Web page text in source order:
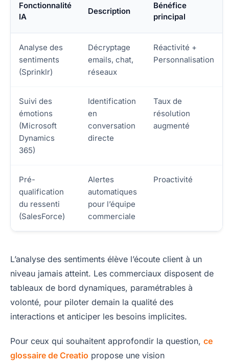
Fonctionnalité
IA
Description
Bénéfice
principal
Analyse des
sentiments
(Sprinklr)
Décryptage
emails, chat,
réseaux
Réactivité +
Personnalisation
Suivi des
émotions
(Microsoft
Dynamics
365)
Identification
en
conversation
directe
Taux de
résolution
augmenté
Pré-
qualification
du ressenti
(SalesForce)
Alertes
automatiques
pour l’équipe
commerciale
Proactivité
L’analyse des sentiments élève l’écoute client à un
niveau jamais atteint. Les commerciaux disposent de
tableaux de bord dynamiques, paramétrables à
volonté, pour piloter demain la qualité des
interactions et anticiper les besoins implicites.
Pour ceux qui souhaitent approfondir la question, ce
glossaire de Creatio propose une vision